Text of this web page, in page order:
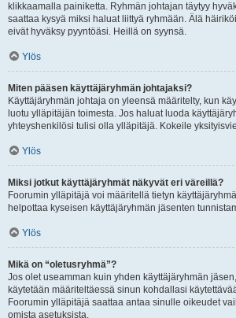
klikkaamalla painiketta. Ryhmän johtajan täytyy
saattaa kysyä miksi haluat liittyä ryhmään. Älä
eivät hyväksy pyyntöäsi. Heillä on syynsä.
Ylös
Miten pääsen käyttäjäryhmän johtajaksi?
Käyttäjäryhmän johtaja on yleensä määritelty, kun
luotu ylläpitäjän toimesta. Jos haluat luoda
yhteyshenkilösi tulisi olla ylläpitäjä. Kokeile
Ylös
Miksi jotkut käyttäjäryhmät näkyvät eri väreillä?
Foorumin ylläpitäjä voi määritellä tietyn
helpottaa kyseisen käyttäjäryhmän jäsenten
Ylös
Mikä on “oletusryhmä”?
Jos olet useamman kuin yhden käyttäjäryhmän
käytetään määriteltäessä sinun kohdallasi
Foorumin ylläpitäjä saattaa antaa sinulle oikeudet
omista asetuksista.